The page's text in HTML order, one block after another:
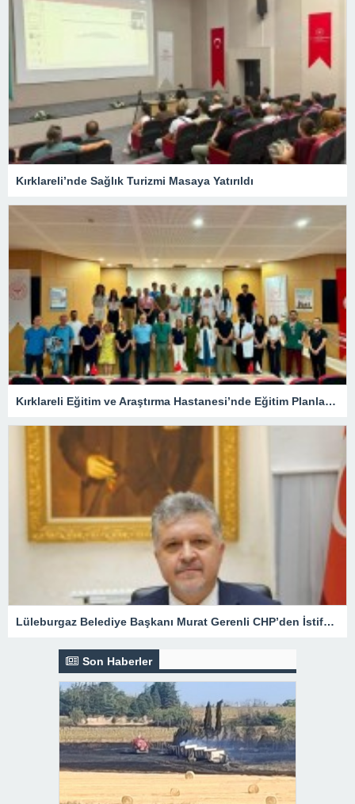
Kırklareli’nde Sağlık Turizmi Masaya Yatırıldı
Kırklareli Eğitim ve Araştırma Hastanesi’nde Eğitim Planlaması Masaya Yatırıldı
Lüleburgaz Belediye Başkanı Murat Gerenli CHP’den İstifa Etti
Son Haberler